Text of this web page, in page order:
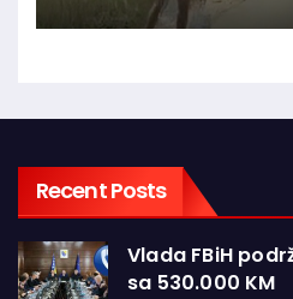
Recent Posts
Vlada FBiH
sa 530.000 KM